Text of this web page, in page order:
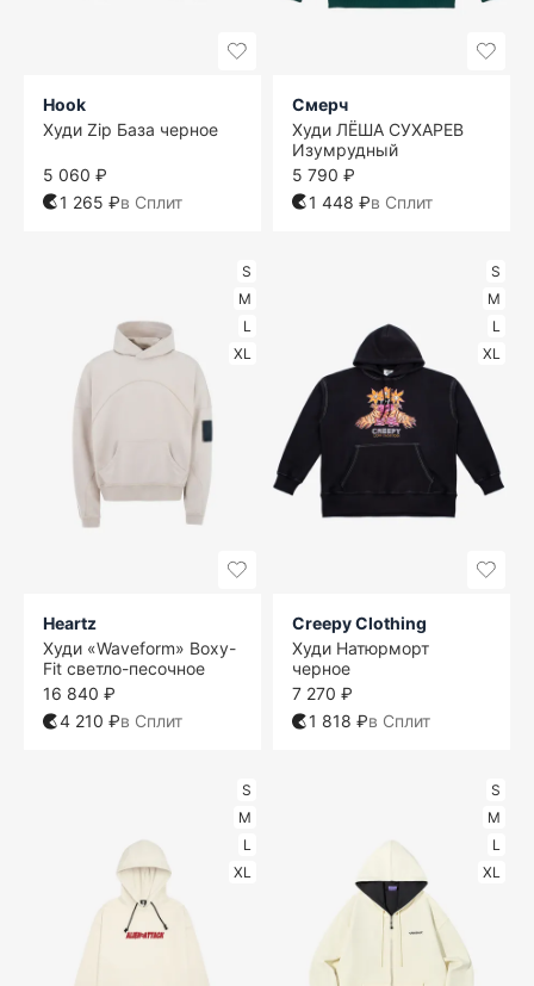
Hook
Худи Zip База черное
5 060 ₽
1 265 ₽в Сплит
Смерч
Худи ЛЁША СУХАРЕВ
Изумрудный
5 790 ₽
1 448 ₽в Сплит
S
M
L
XL
Heartz
Худи «Waveform» Boxy-
Fit светло-песочное
16 840 ₽
4 210 ₽в Сплит
S
M
L
XL
Creepy Clothing
Худи Натюрморт
черное
7 270 ₽
1 818 ₽в Сплит
S
M
L
XL
S
M
L
XL